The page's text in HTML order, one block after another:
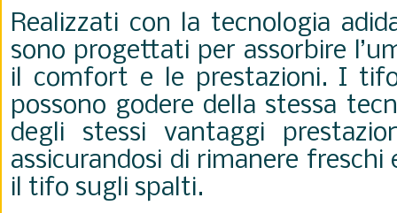
Realizzati con la tecnologia
sono progettati per assorbire
il comfort e le prestazioni. I
possono godere della stessa
degli stessi vantaggi
assicurandosi di rimanere freschi
il tifo sugli spalti.